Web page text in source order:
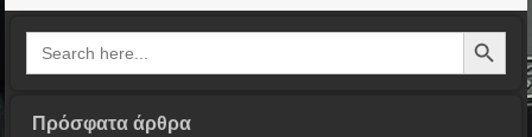
Search
for:
Search Button
Πρόσφατα άρθρα